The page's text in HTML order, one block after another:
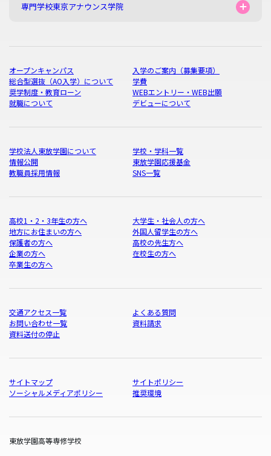
専門学校東京アナウンス学院
オープンキャンパス
入学のご案内（募集要項）
総合型選抜（AO入学）について
学費
奨学制度・教育ローン
WEBエントリー・WEB出願
就職について
デビューについて
学校法人東放学園について
学校・学科一覧
情報公開
東放学園応援基金
教職員採用情報
SNS一覧
高校1・2・3年生の方へ
大学生・社会人の方へ
地方にお住まいの方へ
外国人留学生の方へ
保護者の方へ
高校の先生方へ
企業の方へ
在校生の方へ
卒業生の方へ
交通アクセス一覧
よくある質問
お問い合わせ一覧
資料請求
資料送付の停止
サイトマップ
サイトポリシー
ソーシャルメディアポリシー
推奨環境
東放学園高等専修学校